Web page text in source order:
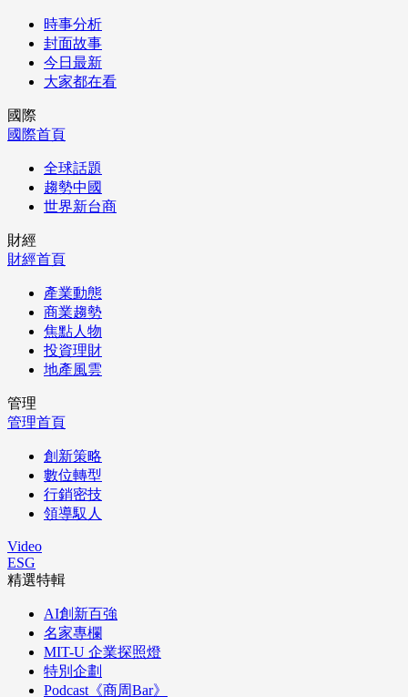
時事分析
封面故事
今日最新
大家都在看
國際
國際首頁
全球話題
趨勢中國
世界新台商
財經
財經首頁
產業動態
商業趨勢
焦點人物
投資理財
地產風雲
管理
管理首頁
創新策略
數位轉型
行銷密技
領導馭人
Video
ESG
精選特輯
AI創新百強
名家專欄
MIT-U 企業探照燈
特別企劃
Podcast《商周Bar》